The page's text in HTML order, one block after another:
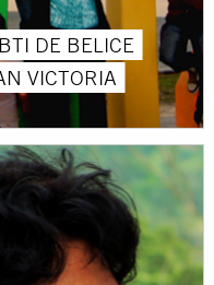
DE BELICE
VICTORIA